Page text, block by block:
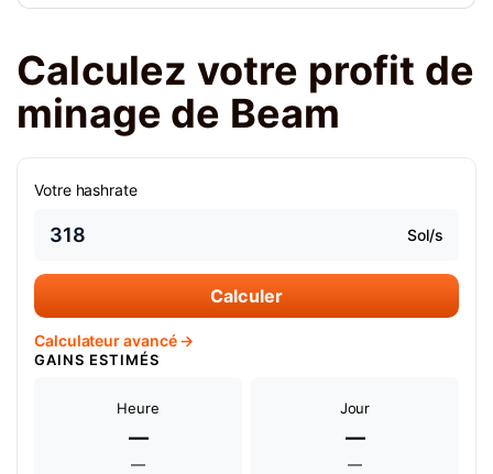
Calculez votre profit de
minage de Beam
Votre hashrate
Sol/s
Calculer
Calculateur avancé →
GAINS ESTIMÉS
Heure
—
—
Jour
—
—